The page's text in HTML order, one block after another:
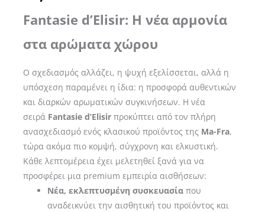
Fantasie d’Elisir: Η νέα αρμονία
στα αρώματα χώρου
Ο σχεδιασμός αλλάζει, η ψυχή εξελίσσεται, αλλά η
υπόσχεση παραμένει η ίδια: η προσφορά αυθεντικών
και διαρκών αρωματικών συγκινήσεων. Η νέα
σειρά Fantasie d’Elisirπροκύπτει από τον πλήρη
ανασχεδιασμό ενός κλασικού προϊόντος της Ma-Fra,
τώρα ακόμα πιο κομψή, σύγχρονη και ελκυστική.
Κάθε λεπτομέρεια έχει μελετηθεί ξανά για να
προσφέρει μια premium εμπειρία αισθήσεων:
Νέα, εκλεπτυσμένη συσκευασίαπου
αναδεικνύει την αισθητική του προϊόντος και